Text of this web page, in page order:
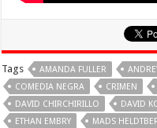
Tags AMANDA FULLER
COMEDIA NEGRA
CRIMEN
DAVID CHIRCHIRILLO
DAVID
ETHAN EMBRY
MADS